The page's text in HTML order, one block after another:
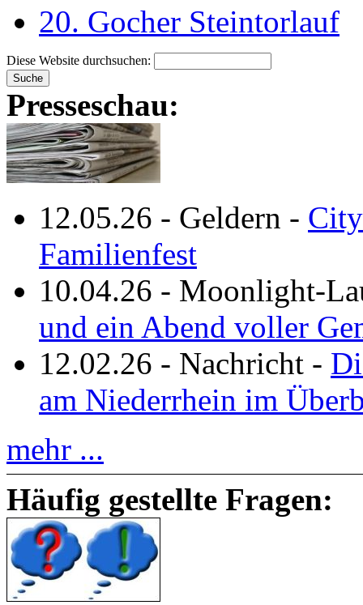
20. Gocher Steintorlauf
Diese Website durchsuchen:
Presseschau:
12.05.26 - Geldern -
Familienfest
10.04.26 - Moonlight-
und ein Abend voller
12.02.26 - Nachricht -
am Niederrhein im
mehr ...
Häufig gestellte Fragen: